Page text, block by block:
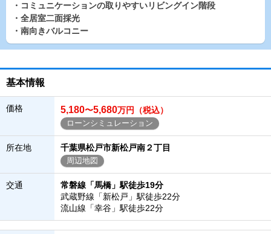
・コミュニケーションの取りやすいリビングイン階段
・全居室二面採光
・南向きバルコニー
基本情報
価格 5,180〜5,680万円（税込）
ローンシミュレーション
所在地 千葉県松戸市新松戸南２丁目
周辺地図
交通
常磐線「馬橋」駅徒歩19分
武蔵野線「新松戸」駅徒歩22分
流山線「幸谷」駅徒歩22分